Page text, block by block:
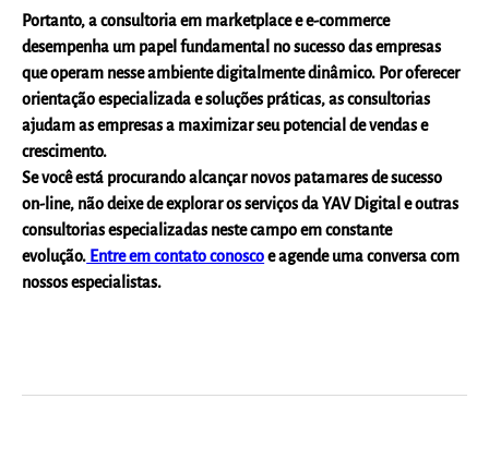
Portanto, a consultoria em marketplace e e-commerce
desempenha um papel fundamental no sucesso das empresas
que operam nesse ambiente digitalmente dinâmico. Por oferecer
orientação especializada e soluções práticas,as consultorias
ajudam as empresas a maximizar seu potencial de vendas e
crescimento.
Se você está procurando alcançar novos patamares de sucesso
on-line, não deixe de explorar os serviços da YAV Digital e outras
consultorias especializadas neste campo em constante
evolução. Entre em contato conoscoe agende uma conversa com
nossos especialistas.